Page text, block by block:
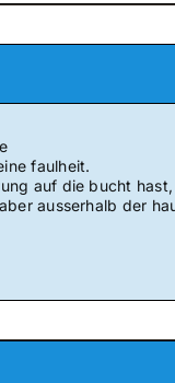
faulheit.
auf die bucht
ausserhalb der